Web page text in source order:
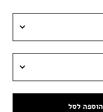
הוספה לסל